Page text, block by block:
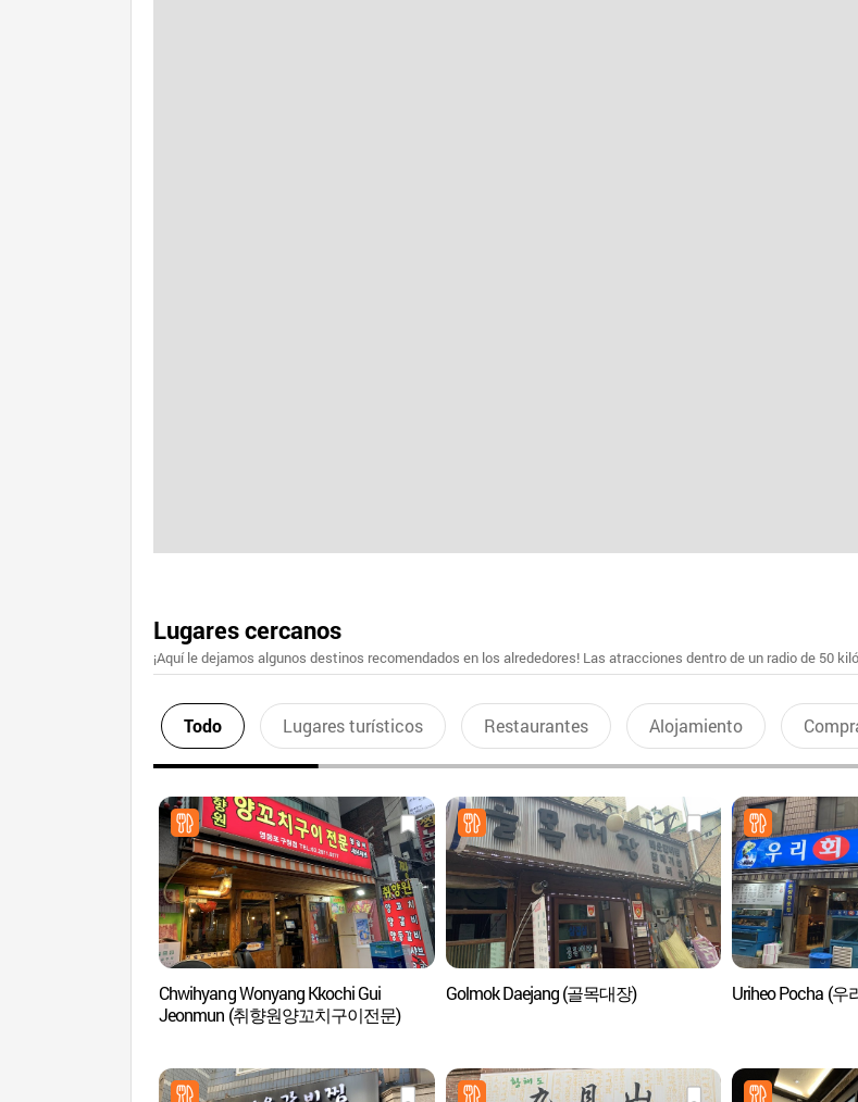
Lugares cercanos
¡Aquí le dejamos algunos destinos recomendados en los alrededores! Las atracciones dentro de un radio de 50
Todo Lugares turísticos Restaurantes Alojamiento
Chwihyang Wonyang Kkochi Gui
Jeonmun (취향원양꼬치구이전문)
Golmok Daejang (골목대장) Uriheo Pocha (우